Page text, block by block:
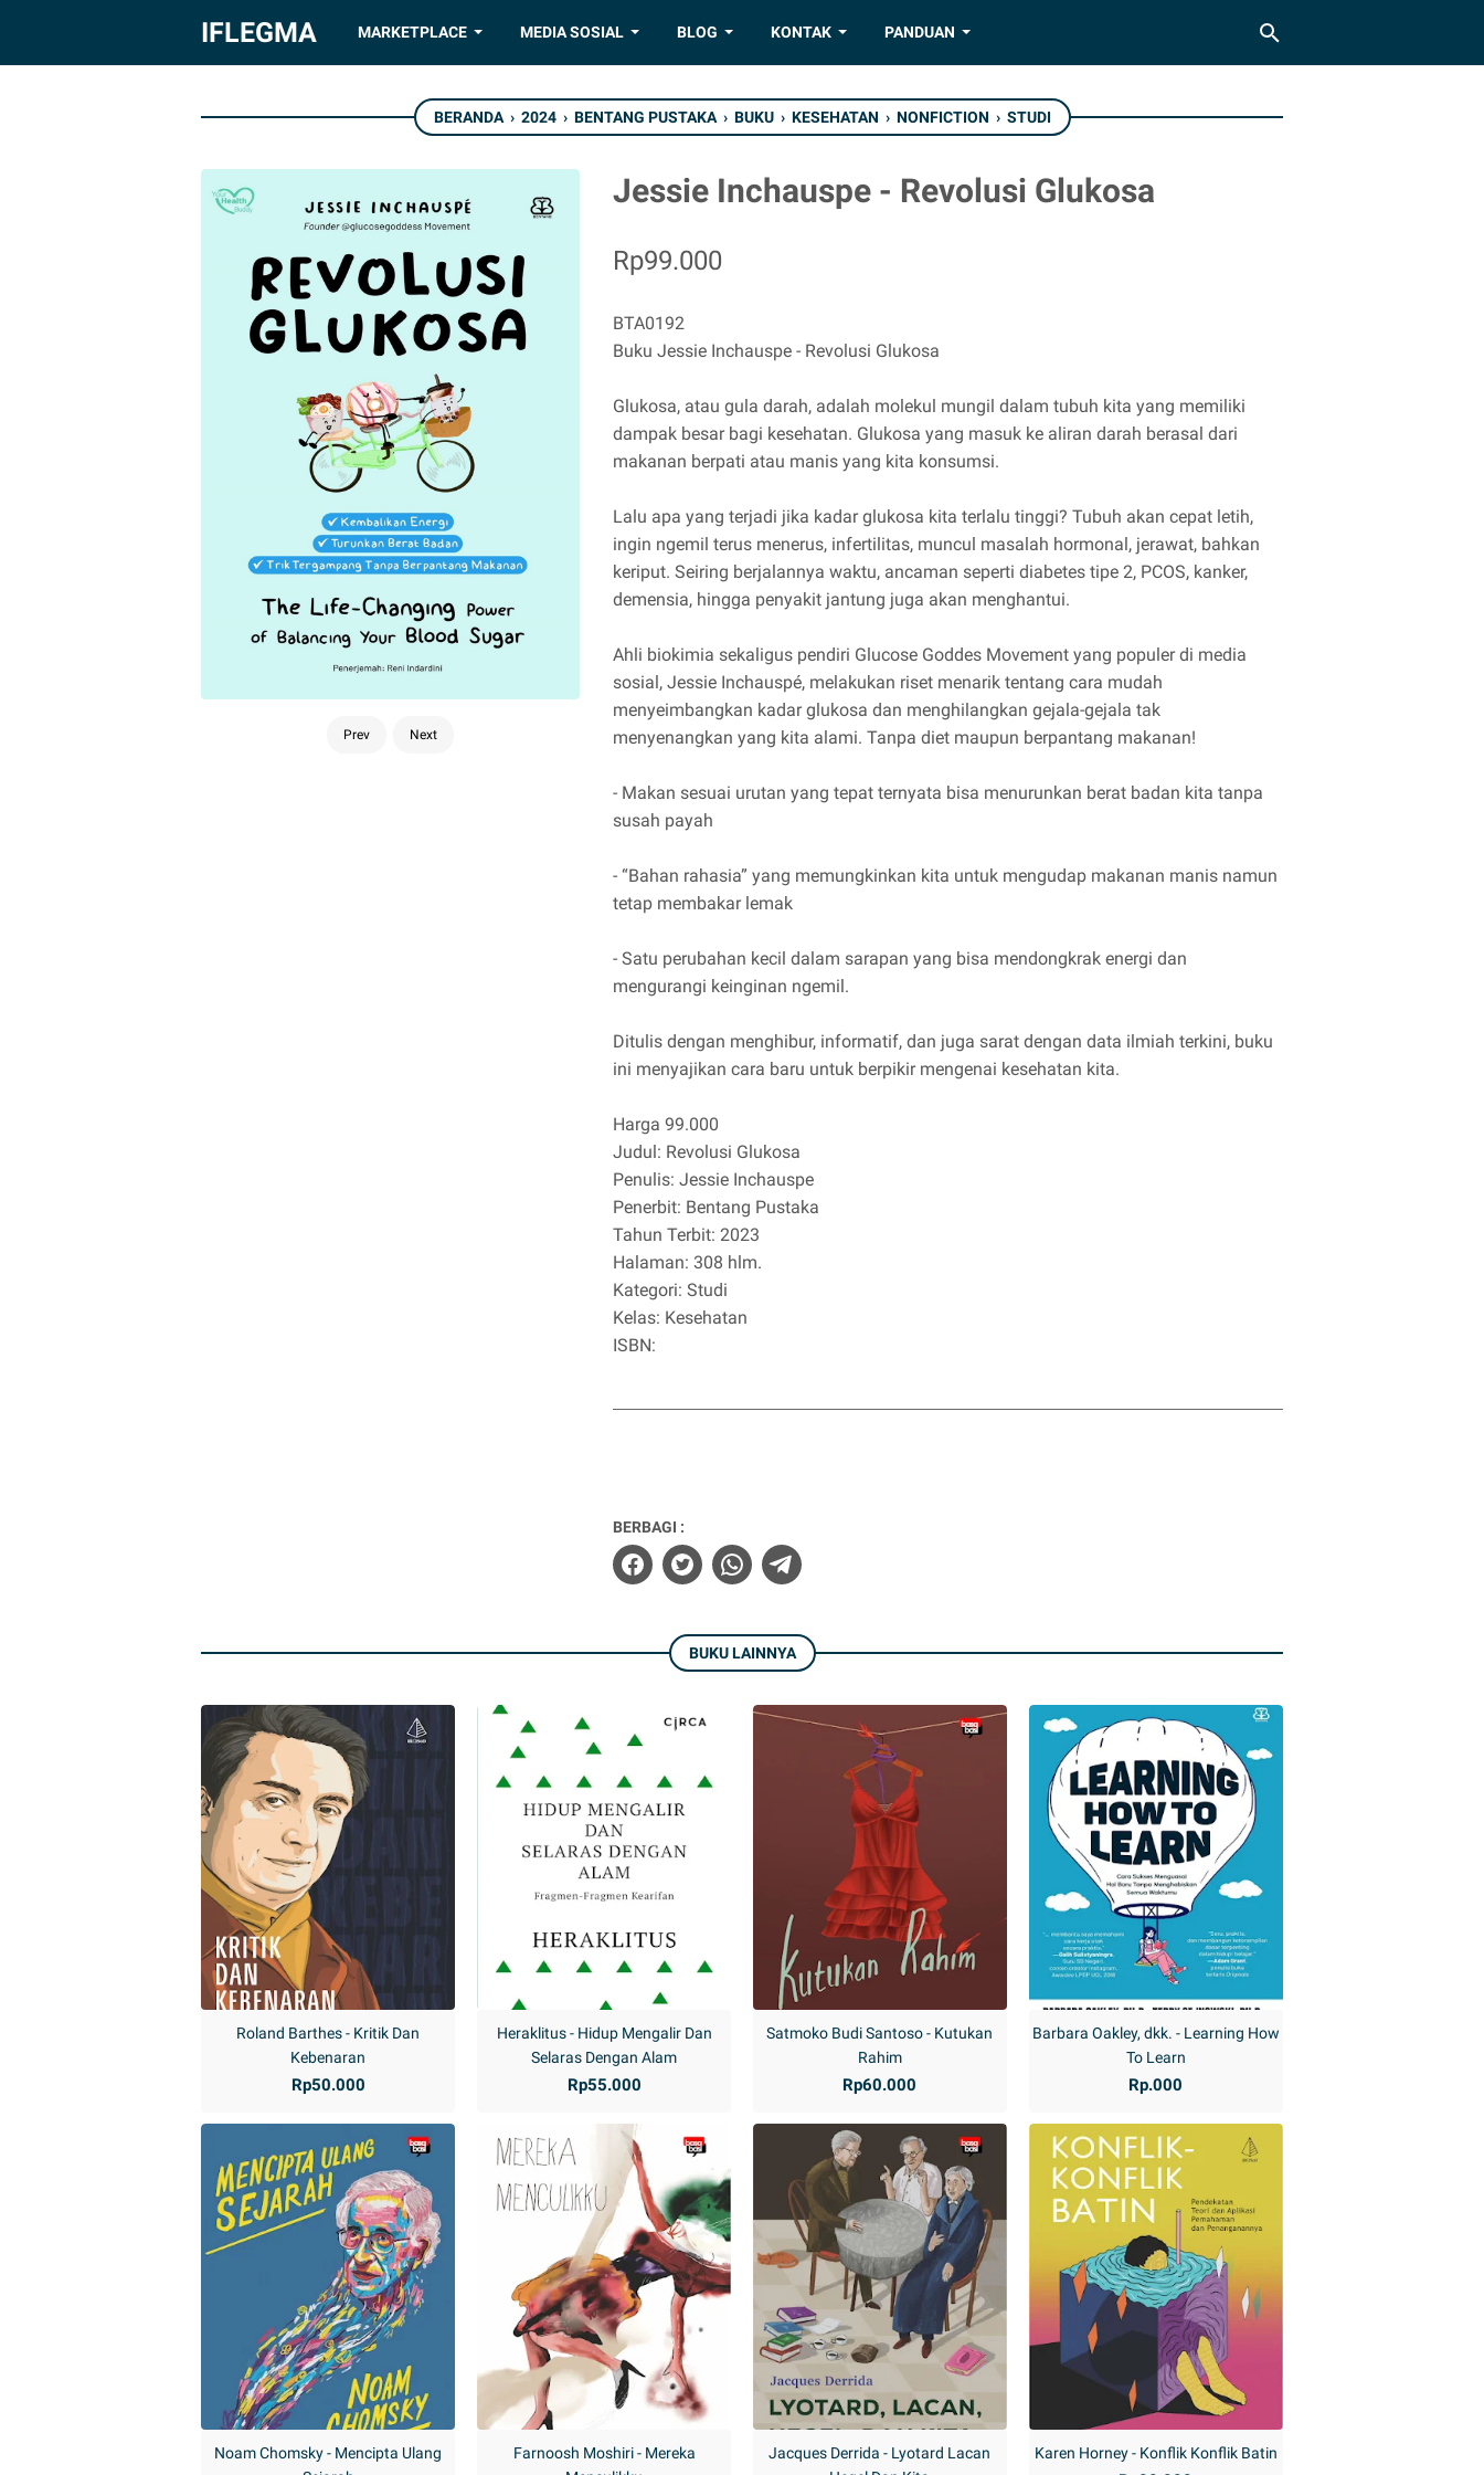
IFLEGMA MARKETPLACE MEDIA SOSIAL BLOG KONTAK PANDUAN
BERANDA › 2024 › BENTANG PUSTAKA › BUKU › KESEHATAN › NONFICTION › STUDI
Jessie Inchauspe - Revolusi Glukosa
Prev Next
Rp99.000
BTA0192
Buku Jessie Inchauspe - Revolusi Glukosa
Glukosa, atau gula darah, adalah molekul mungil dalam tubuh kita yang memiliki
dampak besar bagi kesehatan. Glukosa yang masuk ke aliran darah berasal dari
makanan berpati atau manis yang kita konsumsi.
Lalu apa yang terjadi jika kadar glukosa kita terlalu tinggi? Tubuh akan cepat letih,
ingin ngemil terus menerus, infertilitas, muncul masalah hormonal, jerawat, bahkan
keriput. Seiring berjalannya waktu, ancaman seperti diabetes tipe 2, PCOS, kanker,
demensia, hingga penyakit jantung juga akan menghantui.
Ahli biokimia sekaligus pendiri Glucose Goddes Movement yang populer di media
sosial, Jessie Inchauspé, melakukan riset menarik tentang cara mudah
menyeimbangkan kadar glukosa dan menghilangkan gejala-gejala tak
menyenangkan yang kita alami. Tanpa diet maupun berpantang makanan!
- Makan sesuai urutan yang tepat ternyata bisa menurunkan berat badan kita tanpa
susah payah
- “Bahan rahasia” yang memungkinkan kita untuk mengudap makanan manis namun
tetap membakar lemak
- Satu perubahan kecil dalam sarapan yang bisa mendongkrak energi dan
mengurangi keinginan ngemil.
Ditulis dengan menghibur, informatif, dan juga sarat dengan data ilmiah terkini, buku
ini menyajikan cara baru untuk berpikir mengenai kesehatan kita.
Harga 99.000
Judul: Revolusi Glukosa
Penulis: Jessie Inchauspe
Penerbit: Bentang Pustaka
Tahun Terbit: 2023
Halaman: 308 hlm.
Kategori: Studi
Kelas: Kesehatan
ISBN:
BERBAGI :
BUKU LAINNYA
Roland Barthes - Kritik Dan
Kebenaran
Rp50.000
Heraklitus - Hidup Mengalir Dan
Selaras Dengan Alam
Rp55.000
Satmoko Budi Santoso - Kutukan
Rahim
Rp60.000
Barbara Oakley, dkk. - Learning How
To Learn
Rp.000
Noam Chomsky - Mencipta Ulang
Farnoosh Moshiri - Mereka
Jacques Derrida - Lyotard Lacan
Karen Horney - Konflik Konflik Batin